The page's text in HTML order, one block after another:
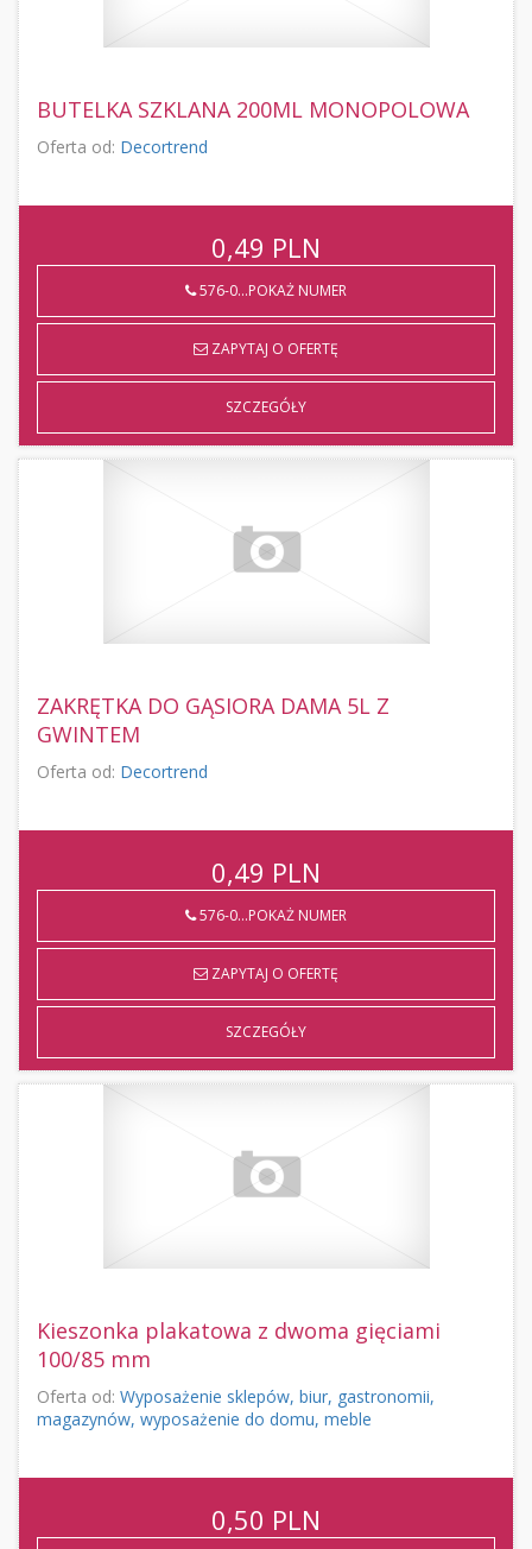
BUTELKA SZKLANA 200ML MONOPOLOWA
Oferta od: Decortrend
0,49 PLN
576-0...POKAŻ NUMER
ZAPYTAJ O OFERTĘ
SZCZEGÓŁY
ZAKRĘTKA DO GĄSIORA DAMA 5L Z
GWINTEM
Oferta od: Decortrend
0,49 PLN
576-0...POKAŻ NUMER
ZAPYTAJ O OFERTĘ
SZCZEGÓŁY
Kieszonka plakatowa z dwoma gięciami
100/85 mm
Oferta od: Wyposażenie sklepów, biur, gastronomii,
magazynów, wyposażenie do domu, meble
0,50 PLN